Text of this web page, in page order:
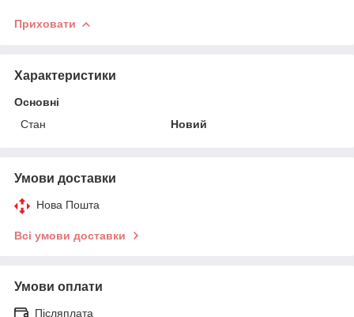
Приховати
Характеристики
Основні
Стан
Новий
Умови доставки
Нова Пошта
Всі умови доставки
Умови оплати
Післяплата